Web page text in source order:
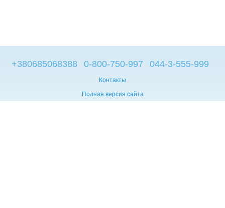
+380685068388 0-800-750-997 044-3-555-999
Контакты
Полная версия сайта